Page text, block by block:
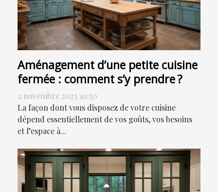
Aménagement d’une petite cuisine
fermée : comment s’y prendre ?
2 novembre 2023 10:50
La façon dont vous disposez de votre cuisine
dépend essentiellement de vos goûts, vos besoins
et l’espace à...